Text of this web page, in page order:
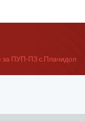
за ПУП-ПЗ с.Плачидол